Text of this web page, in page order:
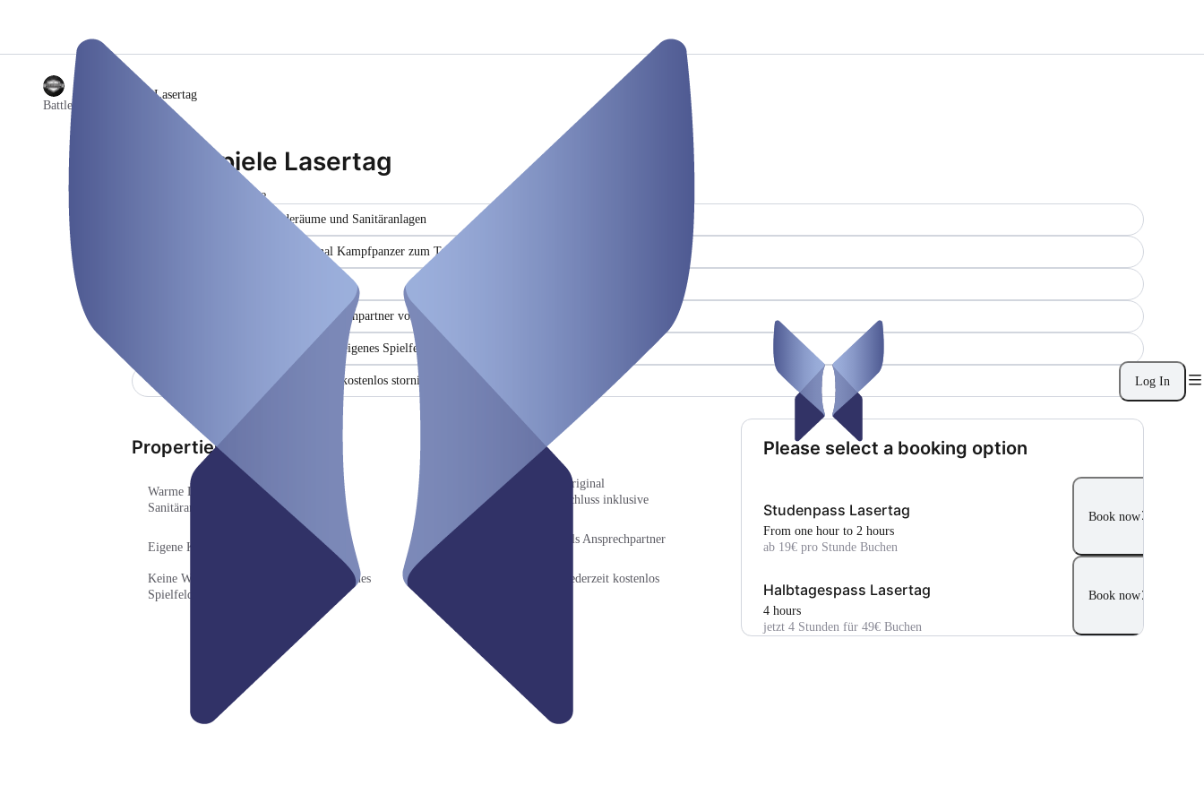
Log In
Battleground
Spiele Lasertag
Spiele Lasertag
Event Space
Warme Duschen, Umkleideräume und Sanitäranlagen
kostenlose Panzerfahrt mit original Kampfpanzer zum Tagesabschluss inklusive (nur samstags)
Betreuungspersonal immer als Ansprechpartner vor Ort
Keine Wartezeiten - immer auch ein eigenes Spielfeld zur exklusiven Nutzung
Alles vor ORT bezahlbar - Jederzeit kostenlos stornierbar !
Properties
Warme Duschen, Umkleideräume und
Sanitäranlagen
kostenlose Panzerfahrt mit original
Kampfpanzer zum Tagesabschluss inklusive
(nur samstags)
Eigene Kaserne mit 150 Betten
Betreuungspersonal immer als Ansprechpartner
vor Ort
Keine Wartezeiten - immer auch ein eigenes
Spielfeld zur exklusiven Nutzung
Alles vor ORT bezahlbar - Jederzeit kostenlos
Please select a booking option
Studenpass Lasertag
From one hour to 2 hours
ab 19€ pro Stunde Buchen
Book now
Halbtagespass Lasertag
4 hours
jetzt 4 Stunden für 49€ Buchen
Book now